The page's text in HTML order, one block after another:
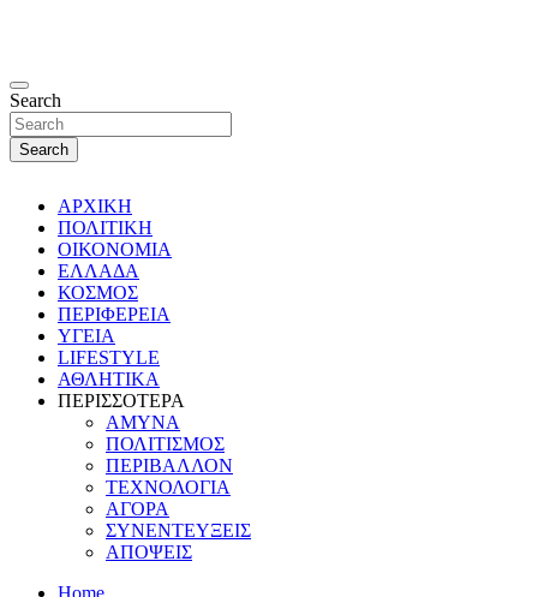
Search
Search
ΑΡΧΙΚΗ
ΠΟΛΙΤΙΚΗ
ΟΙΚΟΝΟΜΙΑ
ΕΛΛΑΔΑ
ΚΟΣΜΟΣ
ΠΕΡΙΦΕΡΕΙΑ
ΥΓΕΙΑ
LIFESTYLE
ΑΘΛΗΤΙΚΑ
ΠΕΡΙΣΣΟΤΕΡΑ
ΑΜΥΝΑ
ΠΟΛΙΤΙΣΜΟΣ
ΠΕΡΙΒΑΛΛΟΝ
ΤΕΧΝΟΛΟΓΙΑ
ΑΓΟΡΑ
ΣΥΝΕΝΤΕΥΞΕΙΣ
ΑΠΟΨΕΙΣ
Home